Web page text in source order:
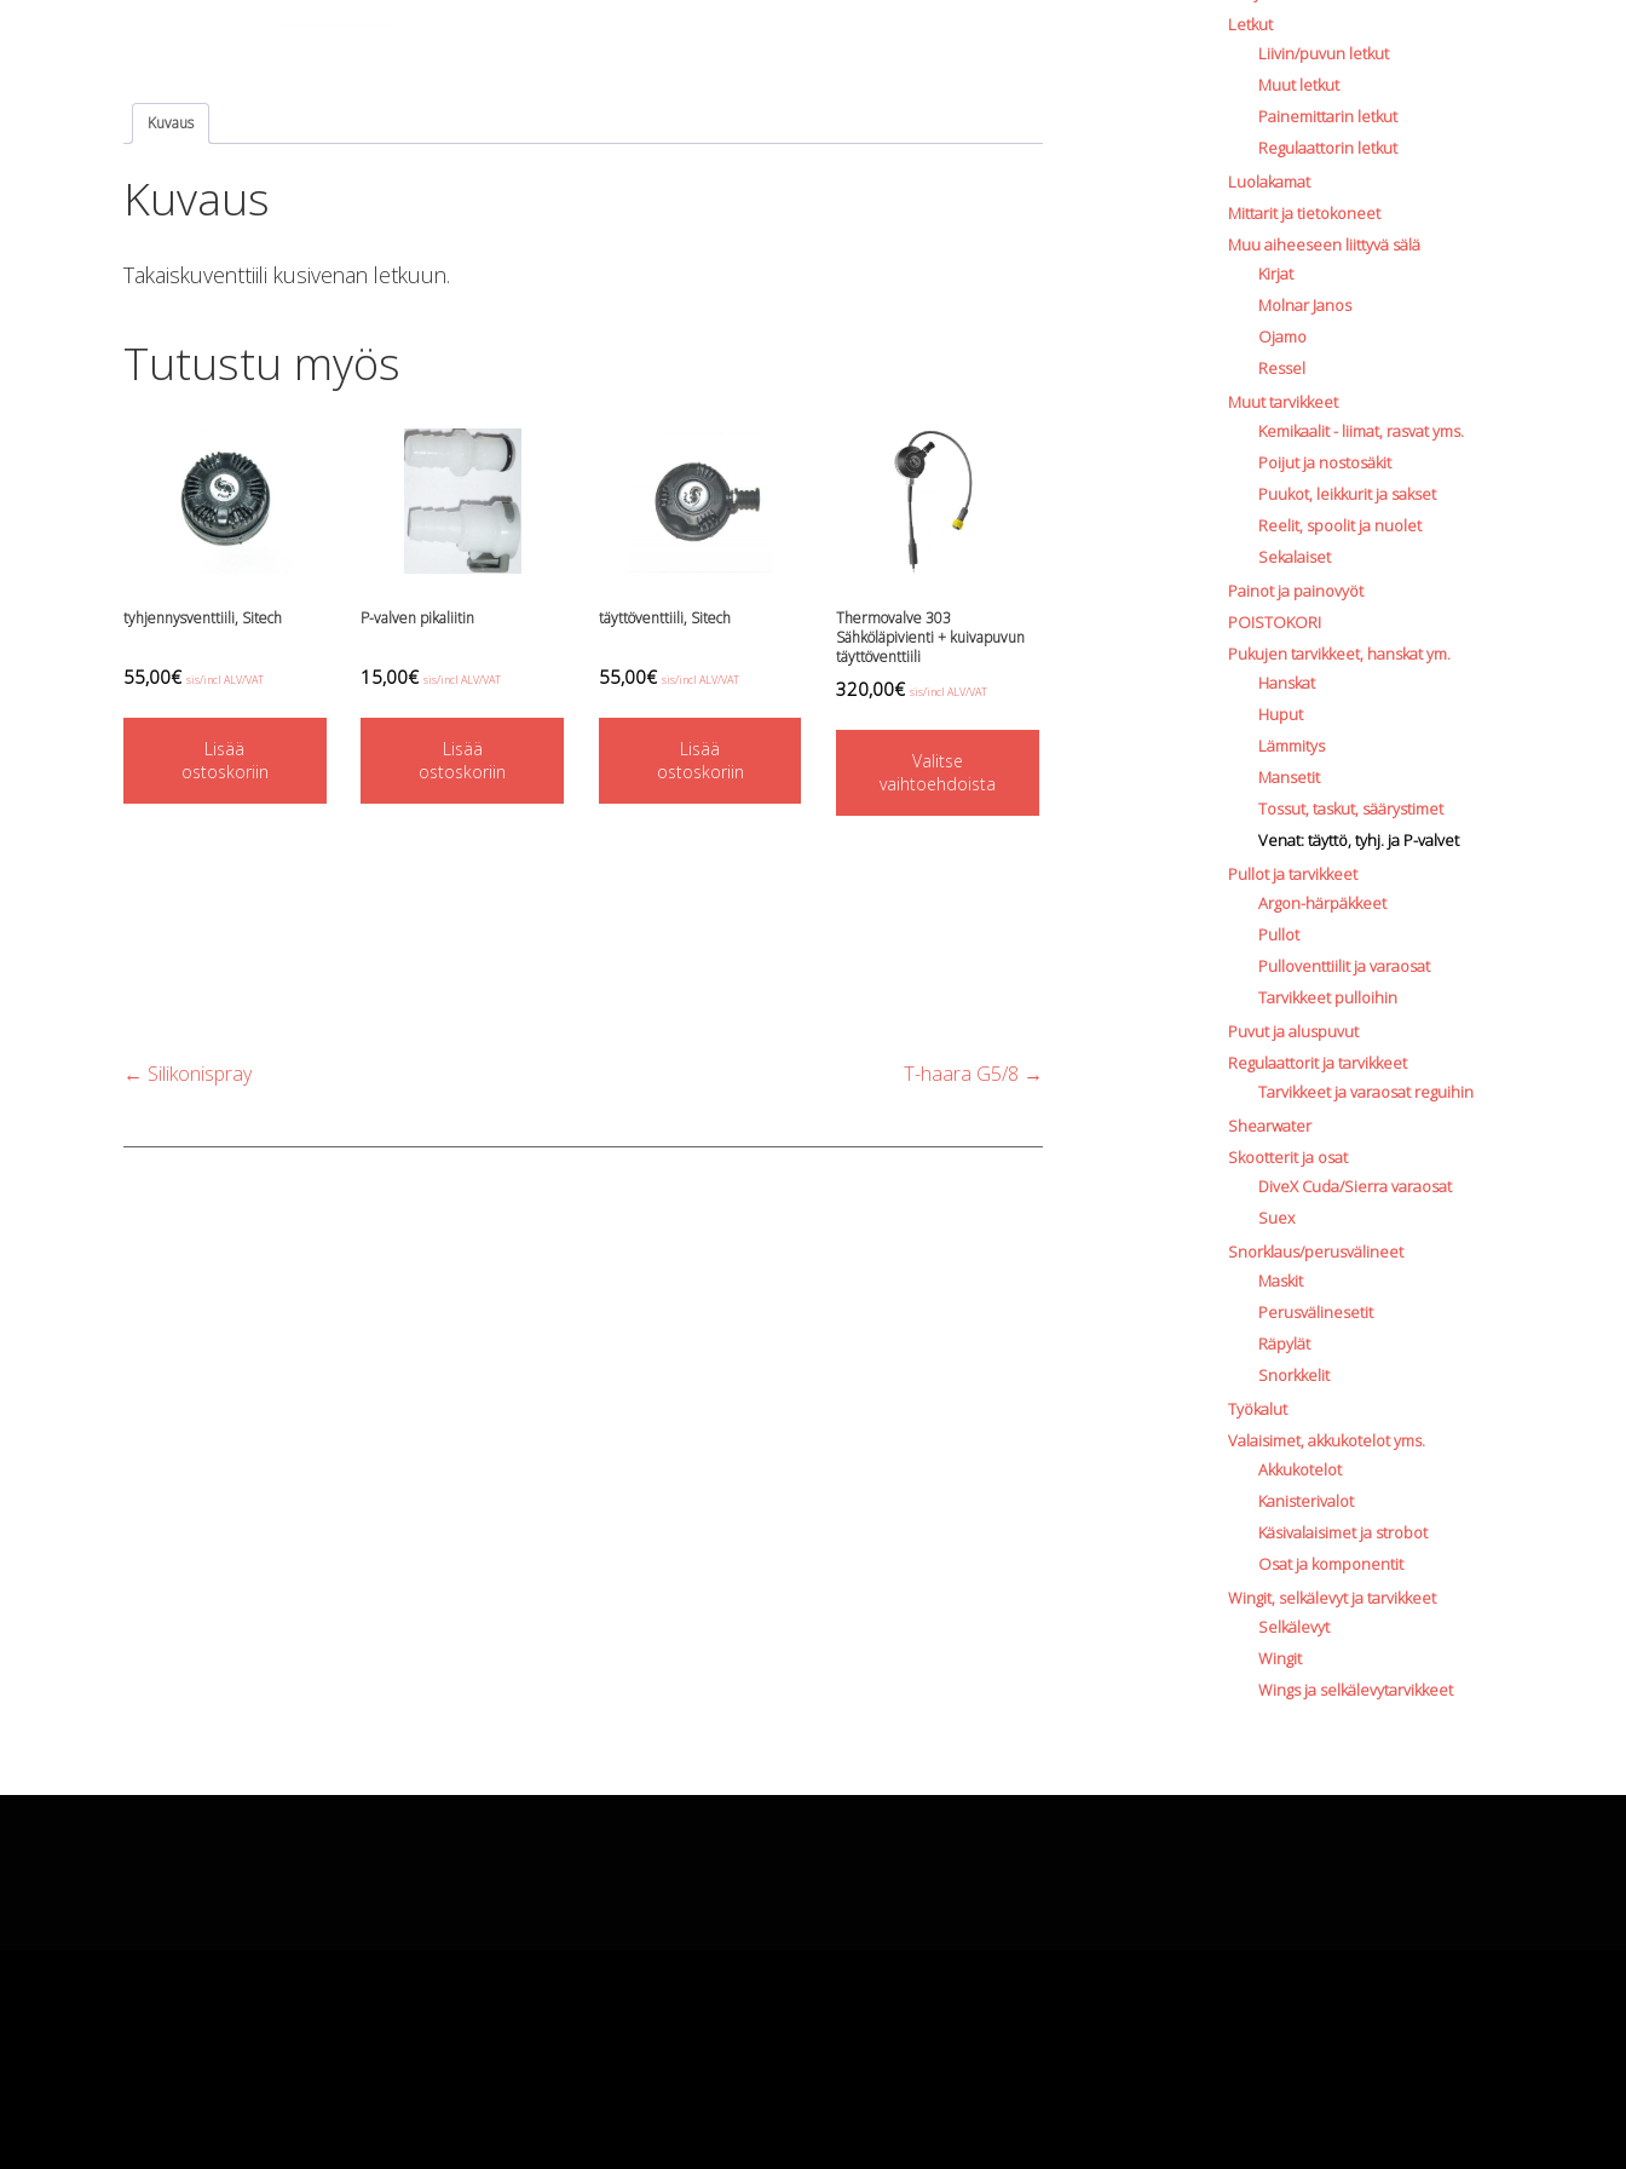
Kuvaus
Kuvaus
Takaiskuventtiili kusivenan letkuun.
Tutustu myös
tyhjennysventtiili, Sitech
55,00€ sis/incl ALV/VAT
Lisää
ostoskoriin
P-valven pikaliitin
15,00€ sis/incl ALV/VAT
Lisää
ostoskoriin
täyttöventtiili, Sitech
55,00€ sis/incl ALV/VAT
Lisää
ostoskoriin
Thermovalve 303
Sähköläpivienti + kuivapuvun
täyttöventtiili
320,00€ sis/incl ALV/VAT
Valitse
vaihtoehdoista
This
on
product
Post
← Silikonispray T-haara G5/8 →
Letkut
Liivin/puvun letkut
Muut letkut
Painemittarin letkut
Regulaattorin letkut
Luolakamat
Mittarit ja tietokoneet
Muu aiheeseen liittyvä sälä
Kirjat
Molnar Janos
Ojamo
Ressel
Muut tarvikkeet
Kemikaalit - liimat, rasvat yms.
Poijut ja nostosäkit
Puukot, leikkurit ja sakset
Reelit, spoolit ja nuolet
Sekalaiset
Painot ja painovyöt
POISTOKORI
Pukujen tarvikkeet, hanskat ym.
Hanskat
Huput
Lämmitys
Mansetit
Tossut, taskut, säärystimet
Venat: täyttö, tyhj. ja P-valvet
Pullot ja tarvikkeet
Argon-härpäkkeet
Pullot
Pulloventtiilit ja varaosat
Tarvikkeet pulloihin
Puvut ja aluspuvut
Regulaattorit ja tarvikkeet
Tarvikkeet ja varaosat reguihin
Shearwater
Skootterit ja osat
DiveX Cuda/Sierra varaosat
Suex
Snorklaus/perusvälineet
Maskit
Perusvälinesetit
Räpylät
Snorkkelit
Työkalut
Valaisimet, akkukotelot yms.
Akkukotelot
Kanisterivalot
Käsivalaisimet ja strobot
Osat ja komponentit
Wingit, selkälevyt ja tarvikkeet
Selkälevyt
Wingit
Wings ja selkälevytarvikkeet